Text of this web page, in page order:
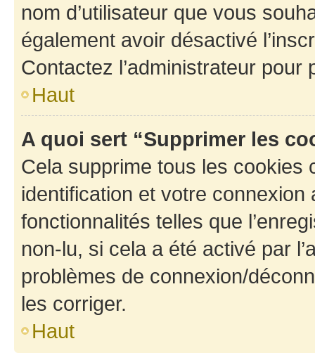
nom d’utilisateur que vous
également avoir désactivé
Contactez l’administrateur
Haut
A quoi sert “Supprimer les
Cela supprime tous les cookies
identification et votre
fonctionnalités telles que
non-lu, si cela a été activé par
problèmes de connexion/
les corriger.
Haut